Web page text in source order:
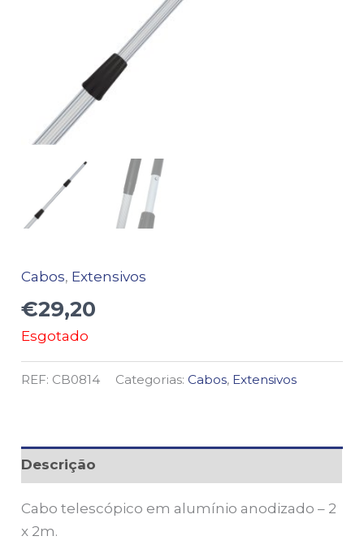
Cabos, Extensivos
€29,20
Esgotado
REF: CB0814 Categorias:Cabos, Extensivos
Descrição
Cabo telescópico em alumínio anodizado – 2
x 2m.